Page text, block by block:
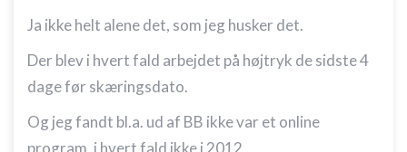
Ja ikke helt alene det, som jeg husker det.
Der blev i hvert fald arbejdet på højtryk de sidste 4
dage før skæringsdato.
Og jeg fandt bl.a. ud af BB ikke var et online
program, i hvert fald ikke i 2012